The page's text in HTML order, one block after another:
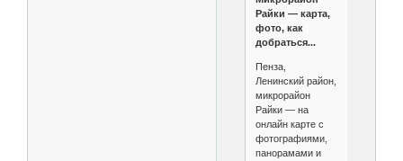
Райки — карта,
фото, как
добраться...
Пенза,
Ленинский район,
микрорайон
Райки — на
онлайн карте c
фотографиями,
панорамами и